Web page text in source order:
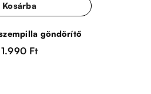
Kosárba
göndörítő
1.990 Ft